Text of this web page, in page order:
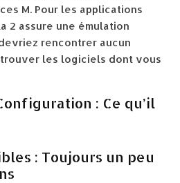
M. Pour les applications
2 assure une émulation
rencontrer aucun
les logiciels dont vous
: Ce qu’il
: Toujours un peu